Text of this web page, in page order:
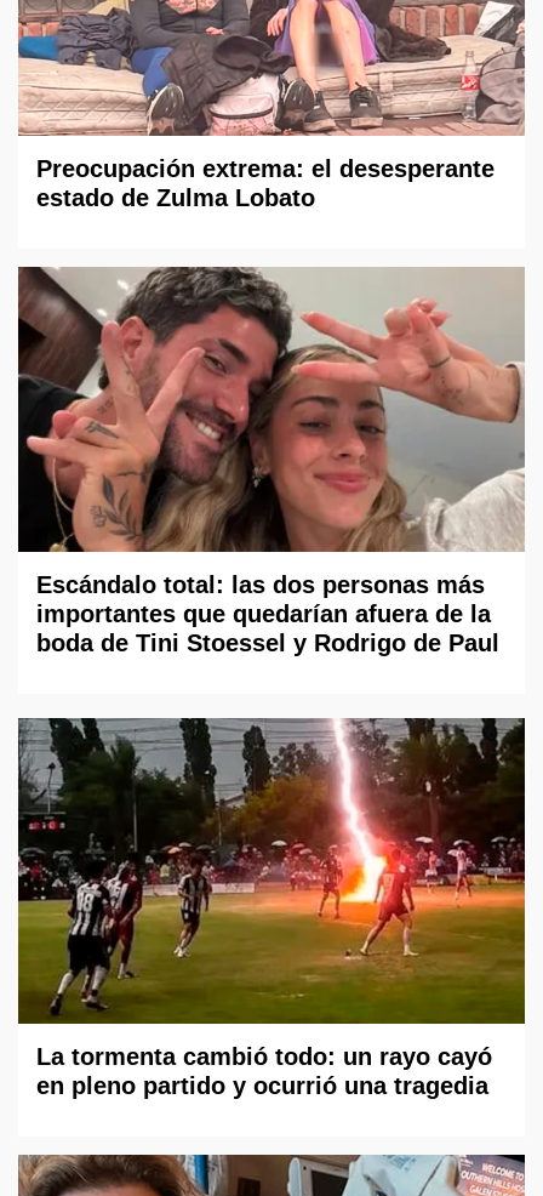
Preocupación extrema: el desesperante
estado de Zulma Lobato
Escándalo total: las dos personas más
importantes que quedarían afuera de la
boda de Tini Stoessel y Rodrigo de Paul
La tormenta cambió todo: un rayo cayó
en pleno partido y ocurrió una tragedia